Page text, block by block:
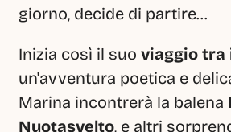
giorno, decide di partire…
Inizia così il suo viaggio tra
un'avventura poetica e
Marina incontrerà la balena
Nuotasvelto, e altri